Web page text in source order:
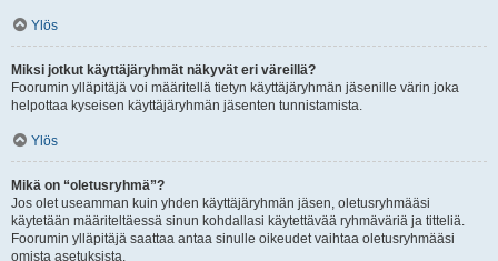
Ylös
Miksi jotkut käyttäjäryhmät näkyvät eri väreillä?
Foorumin ylläpitäjä voi määritellä tietyn käyttäjäryhmän jäsenille värin joka
helpottaa kyseisen käyttäjäryhmän jäsenten tunnistamista.
Ylös
Mikä on “oletusryhmä”?
Jos olet useamman kuin yhden käyttäjäryhmän jäsen, oletusryhmääsi
käytetään määriteltäessä sinun kohdallasi käytettävää ryhmäväriä ja titteliä.
Foorumin ylläpitäjä saattaa antaa sinulle oikeudet vaihtaa oletusryhmääsi
omista asetuksista.